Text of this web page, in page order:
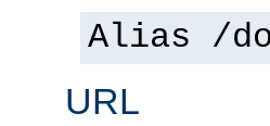
Alias /
URL